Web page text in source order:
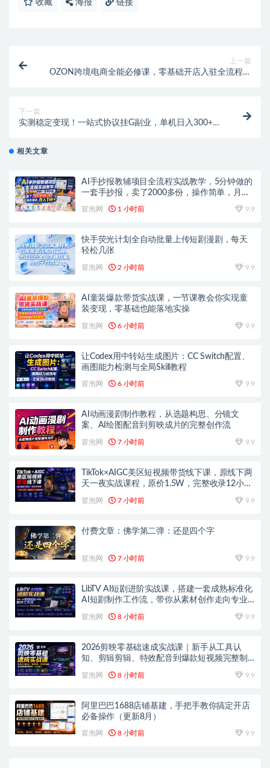
收藏 海报 链接
上一篇
OZON跨境电商全能必修课，零基础开店入驻全流程，
下一篇
实测稳定变现！一站式协议挂G副业，单机日入300+，
相关文章
AI手抄报教辅项目全流程实战教学，5分钟做的
一套手抄报，卖了2000多份，操作简单，月入
冒泡网 1 小时前 9.9
快手荧光计划全自动批量上传短剧漫剧，每天
轻松几张
冒泡网 2 小时前 9.9
AI童装爆款带货实战课，一节课教会你实现童
装变现，零基础也能落地实操
冒泡网 6 小时前 9.9
让Codex用中转站生成图片：CC Switch配置、
画图能力检测与全局Skill教程
冒泡网 6 小时前 9.9
AI动画漫剧制作教程，从选题构思、分镜文
案、AI绘图配音到剪映成片的完整创作流
冒泡网 7 小时前 9.9
TikTok×AIGC美区短视频带货线下课，原线下两
天一夜实战课程，原价1.5W，完整收录12小时
冒泡网 7 小时前 9.9
付费文章：佛学第二弹：还是四个字
冒泡网 7 小时前 9.9
LibTV AI短剧进阶实战课，搭建一套成熟标准化
AI短剧制作工作流，带你从素材创作走向专业
冒泡网 8 小时前 9.9
2026剪映零基础速成实战课｜新手从工具认
知、剪辑剪辑、特效配音到爆款短视频完整制
冒泡网 8 小时前 9.9
阿里巴巴1688店铺基建，手把手教你搞定开店
必备操作（更新8月）
冒泡网 8 小时前 9.9